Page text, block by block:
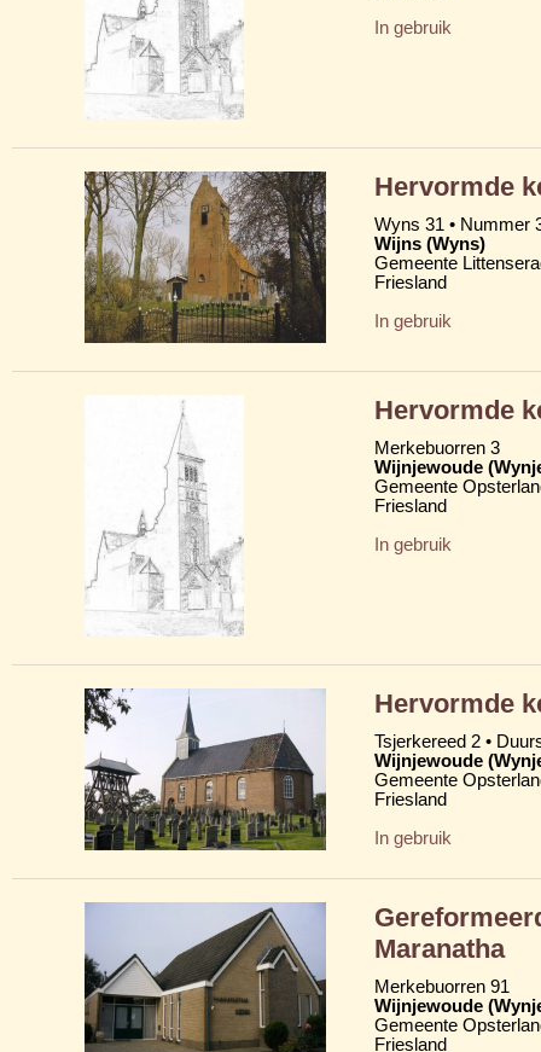
In gebruik
Hervormde
Wyns 31 • Nummer
Wijns (Wyns)
Gemeente
Friesland
In gebruik
Hervormde
Merkebuorren 3
Wijnjewoude
Gemeente
Friesland
In gebruik
Hervormde
Tsjerkereed 2 •
Wijnjewoude
Gemeente
Friesland
In gebruik
Maranatha
Merkebuorren 91
Wijnjewoude
Gemeente
Friesland